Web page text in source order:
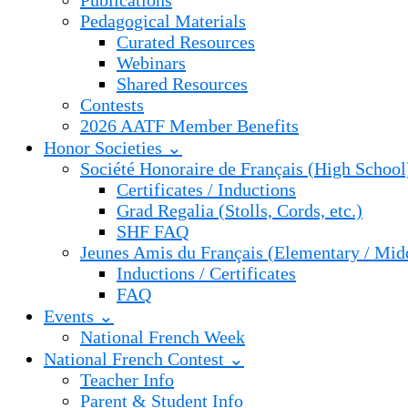
Pedagogical Materials
Curated Resources
Webinars
Shared Resources
Contests
2026 AATF Member Benefits
Honor Societies ⌄
Société Honoraire de Français (High
Certificates / Inductions
Grad Regalia (Stolls, Cords, etc.)
SHF FAQ
Jeunes Amis du Français (Elementary /
Inductions / Certificates
FAQ
Events ⌄
National French Week
National French Contest ⌄
Teacher Info
Parent & Student Info